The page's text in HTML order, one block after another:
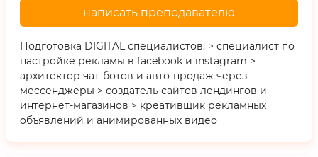
написать преподавателю
Подготовка DIGITAL специалистов: > специалист по
настройке рекламы в facebook и instagram >
архитектор чат-ботов и авто-продаж через
мессенджеры > создатель сайтов лендингов и
интернет-магазинов > креативщик рекламных
объявлений и анимированных видео